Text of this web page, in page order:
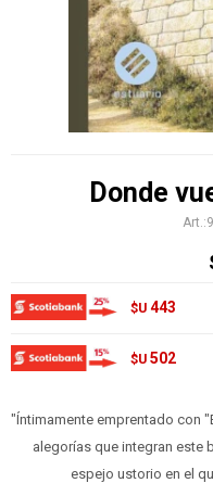
Donde
$U 443
$U 502
"Íntimamente emprentado con
alegorías que integran este
espejo ustorio en el